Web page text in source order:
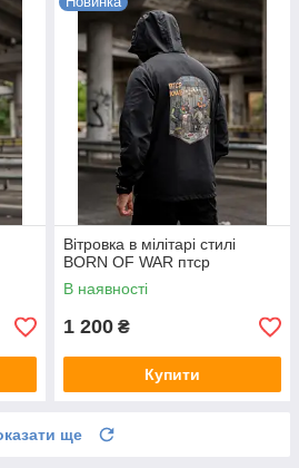
Вітровка в мілітарі стилі
BORN OF WAR птср
В наявності
1 200 ₴
Купити
ще